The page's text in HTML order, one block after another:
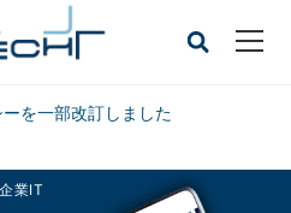
を一部改訂しました
企業IT